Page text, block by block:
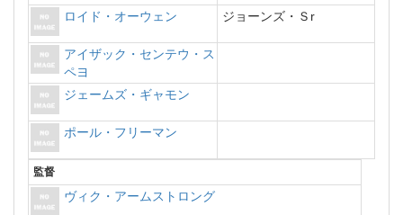
ロイド・オーウェン ジョーンズ・Ｓr
アイザック・センテウ・ス
ペヨ
ジェームズ・ギャモン
ポール・フリーマン
監督
ヴィク・アームストロング